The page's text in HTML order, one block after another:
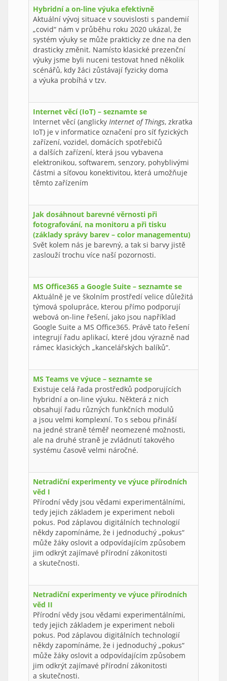
Hybridní a on-line výuka efektivně
Aktuální vývoj situace v souvislosti s pandemií
„covid“ nám v průběhu roku 2020 ukázal, že
systém výuky se může prakticky ze dne na den
drasticky změnit. Namísto klasické prezenční
výuky jsme byli nuceni testovat hned několik
scénářů, kdy žáci zůstávají fyzicky doma
a výuka probíhá v tzv.
Internet věcí (IoT) – seznamte se
Internet věcí (anglicky Internet of Things, zkratka
IoT) je v informatice označení pro síť fyzických
zařízení, vozidel, domácích spotřebičů
a dalších zařízení, která jsou vybavena
elektronikou, softwarem, senzory, pohyblivými
částmi a síťovou konektivitou, která umožňuje
těmto zařízením
Jak dosáhnout barevné věrnosti při
fotografování, na monitoru a při tisku
(základy správy barev – color managementu)
Svět kolem nás je barevný, a tak si barvy jistě
zaslouží trochu více naší pozornosti.
MS Office365 a Google Suite – seznamte se
Aktuálně je ve školním prostředí velice důležitá
týmová spolupráce, kterou přímo podporují
webová on-line řešení, jako jsou například
Google Suite a MS Office365. Právě tato řešení
integrují řadu aplikací, které jdou výrazně nad
rámec klasických „kancelářských balíků“.
MS Teams ve výuce – seznamte se
Existuje celá řada prostředků podporujících
hybridní a on-line výuku. Některá z nich
obsahují řadu různých funkčních modulů
a jsou velmi komplexní. To s sebou přináší
na jedné straně téměř neomezené možnosti,
ale na druhé straně je zvládnutí takového
systému časově velmi náročné.
Netradiční experimenty ve výuce přírodních
věd I
Přírodní vědy jsou vědami experimentálními,
tedy jejich základem je experiment neboli
pokus. Pod záplavou digitálních technologií
někdy zapomínáme, že i jednoduchý „pokus“
může žáky oslovit a odpovídajícím způsobem
jim odkrýt zajímavé přírodní zákonitosti
a skutečnosti.
Netradiční experimenty ve výuce přírodních
věd II
Přírodní vědy jsou vědami experimentálními,
tedy jejich základem je experiment neboli
pokus. Pod záplavou digitálních technologií
někdy zapomínáme, že i jednoduchý „pokus“
může žáky oslovit a odpovídajícím způsobem
jim odkrýt zajímavé přírodní zákonitosti
a skutečnosti.